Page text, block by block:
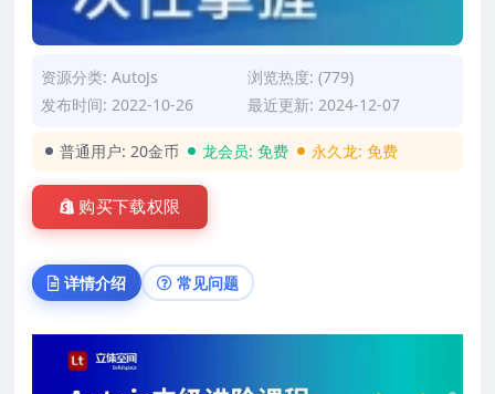
资源分类: AutoJs
浏览热度: (779)
发布时间: 2022-10-26
最近更新: 2024-12-07
普通用户: 20金币 龙会员: 免费 永久龙: 免费
购买下载权限
详情介绍 常见问题